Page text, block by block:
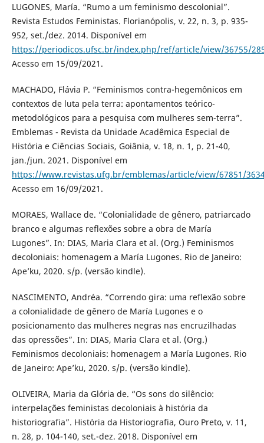
LUGONES, María. “Rumo a um feminismo descolonial”.
Revista Estudos Feministas. Florianópolis, v. 22, n. 3, p. 935-
952, set./dez. 2014. Disponível em
https://periodicos.ufsc.br/index.php/ref/article/view/36755/
Acesso em 15/09/2021.
MACHADO, Flávia P. “Feminismos contra-hegemônicos em
contextos de luta pela terra: apontamentos teórico-
metodológicos para a pesquisa com mulheres sem-terra”.
Emblemas - Revista da Unidade Acadêmica Especial de
História e Ciências Sociais, Goiânia, v. 18, n. 1, p. 21-40,
jan./jun. 2021. Disponível em
https://www.revistas.ufg.br/emblemas/article/view/67851/
Acesso em 16/09/2021.
MORAES, Wallace de. “Colonialidade de gênero, patriarcado
branco e algumas reflexões sobre a obra de María
Lugones”. In: DIAS, Maria Clara et al. (Org.) Feminismos
decoloniais: homenagem a María Lugones. Rio de Janeiro:
Ape’ku, 2020. s/p. (versão kindle).
NASCIMENTO, Andréa. “Correndo gira: uma reflexão sobre
a colonialidade de gênero de María Lugones e o
posicionamento das mulheres negras nas encruzilhadas
das opressões”. In: DIAS, Maria Clara et al. (Org.)
Feminismos decoloniais: homenagem a María Lugones. Rio
de Janeiro: Ape’ku, 2020. s/p. (versão kindle).
OLIVEIRA, Maria da Glória de. “Os sons do silêncio:
interpelações feministas decoloniais à história da
historiografia”. História da Historiografia, Ouro Preto, v. 11,
n. 28, p. 104-140, set.-dez. 2018. Disponível em